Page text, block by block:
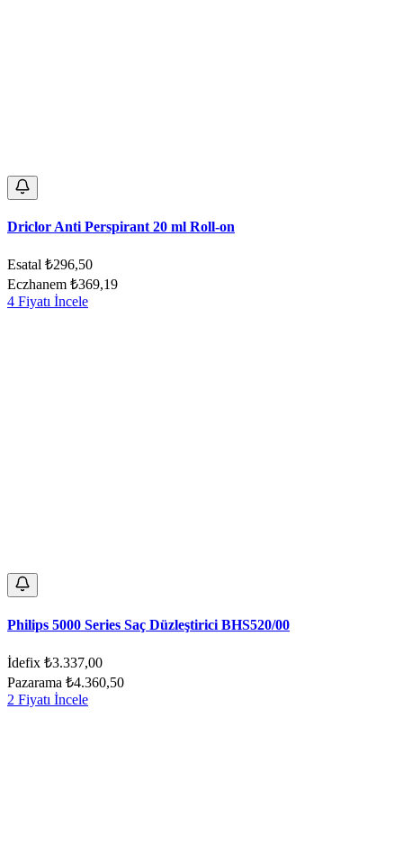
Driclor Anti Perspirant 20 ml Roll-on
Esatal ₺296,50
Eczhanem ₺369,19
4 Fiyatı İncele
Philips 5000 Series Saç Düzleştirici BHS520/00
İdefix ₺3.337,00
Pazarama ₺4.360,50
2 Fiyatı İncele